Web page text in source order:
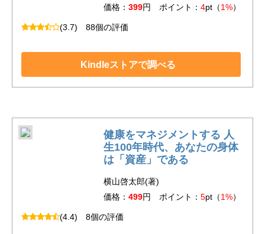
価格： 399円 ポイント： 4pt（1%）
(3.7) 88個の評価
Kindleストアで調べる
健康をマネジメントする 人
生100年時代、あなたの身体
は「資産」である
横山啓太郎(著)
価格： 499円 ポイント： 5pt（1%）
(4.4) 8個の評価